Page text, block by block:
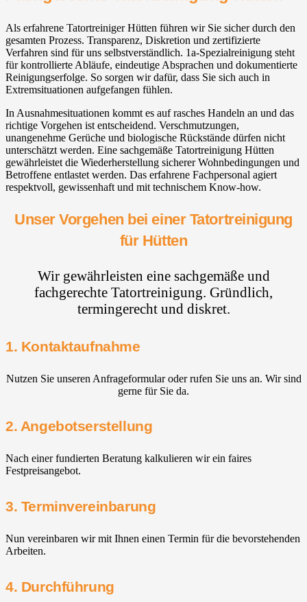
Als erfahrene Tatortreiniger Hütten führen wir Sie sicher durch den
gesamten Prozess. Transparenz, Diskretion und zertifizierte
Verfahren sind für uns selbstverständlich. 1a-Spezialreinigung steht
für kontrollierte Abläufe, eindeutige Absprachen und dokumentierte
Reinigungserfolge. So sorgen wir dafür, dass Sie sich auch in
Extremsituationen aufgefangen fühlen.
In Ausnahmesituationen kommt es auf rasches Handeln an und das
richtige Vorgehen ist entscheidend. Verschmutzungen,
unangenehme Gerüche und biologische Rückstände dürfen nicht
unterschätzt werden. Eine sachgemäße Tatortreinigung Hütten
gewährleistet die Wiederherstellung sicherer Wohnbedingungen und
Betroffene entlastet werden. Das erfahrene Fachpersonal agiert
respektvoll, gewissenhaft und mit technischem Know-how.
Unser Vorgehen bei einer Tatortreinigung
für Hütten
Wir gewährleisten eine sachgemäße und
fachgerechte Tatortreinigung. Gründlich,
termingerecht und diskret.
1. Kontaktaufnahme
Nutzen Sie unseren Anfrageformular oder rufen Sie uns an. Wir sind
gerne für Sie da.
2. Angebotserstellung
Nach einer fundierten Beratung kalkulieren wir ein faires
Festpreisangebot.
3. Terminvereinbarung
Nun vereinbaren wir mit Ihnen einen Termin für die bevorstehenden
Arbeiten.
4. Durchführung